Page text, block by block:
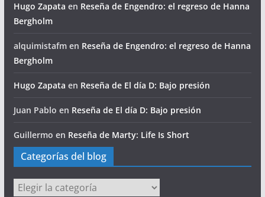
Hugo Zapata en Reseña de Engendro: el regreso de Hanna
Bergholm
alquimistafmen Reseña de Engendro: el regreso de Hanna
Bergholm
Hugo Zapata en Reseña de El día D: Bajo presión
Juan Pablo en Reseña de El día D: Bajo presión
Guillermo en Reseña de Marty: Life Is Short
Categorías del blog
Categorías